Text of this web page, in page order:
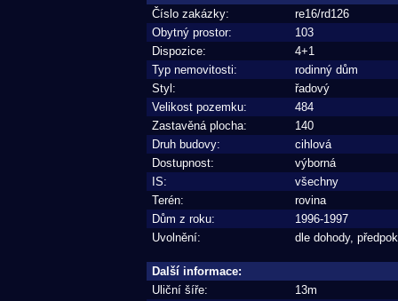
Číslo zakázky:
re16/rd126
Obytný prostor:
103
Dispozice:
4+1
Typ nemovitosti:
rodinný dům
Styl:
řadový
Velikost pozemku:
484
Zastavěná plocha:
140
Druh budovy:
cihlová
Dostupnost:
výborná
IS:
všechny
Terén:
rovina
Dům z roku:
1996-1997
Uvolnění:
dle dohody,
Další informace:
Uliční šíře:
13m